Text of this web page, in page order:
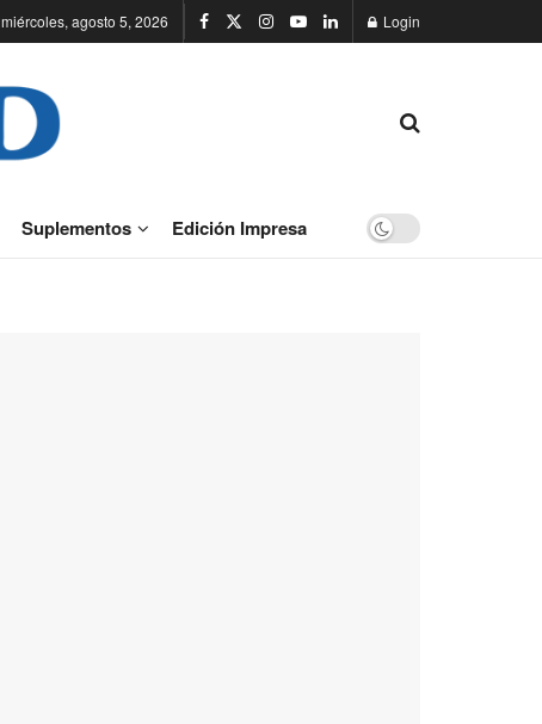
miércoles, agosto 5, 2026 Login
Suplementos Edición Impresa